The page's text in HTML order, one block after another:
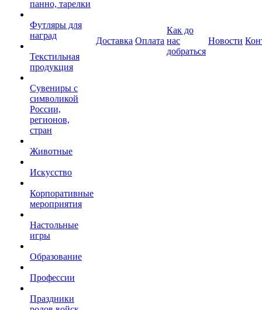
панно, тарелки
Футляры для
наград
Текстильная
продукция
Сувениры с
символикой
России,
регионов,
стран
Животные
Искусство
Корпоративные
мероприятия
Настольные
игры
Образование
Профессии
Праздники
Доставка Оплата
Как до
нас
добраться
Новости